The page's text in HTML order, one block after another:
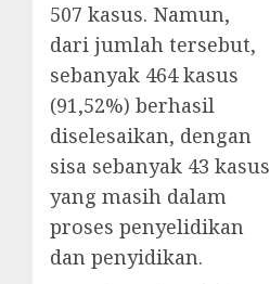
507 kasus. Namun,
dari jumlah tersebut,
sebanyak 464 kasus
(91,52%) berhasil
diselesaikan, dengan
sisa sebanyak 43 kasus
yang masih dalam
proses penyelidikan
dan penyidikan.